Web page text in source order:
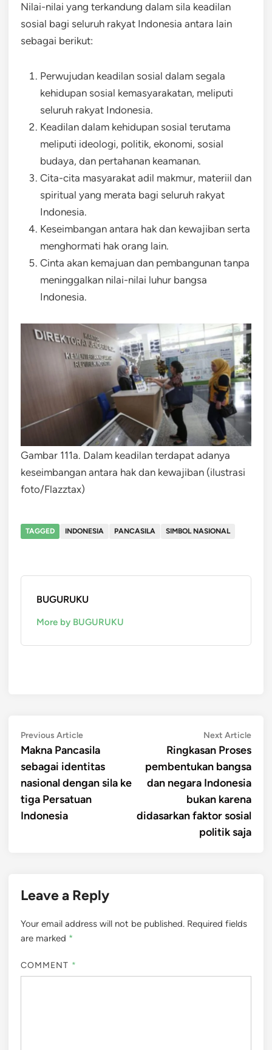
Nilai-nilai yang terkandung dalam sila keadilan
sosial bagi seluruh rakyat Indonesia antara lain
sebagai berikut:
Perwujudan keadilan sosial dalam segala
kehidupan sosial kemasyarakatan, meliputi
seluruh rakyat Indonesia.
Keadilan dalam kehidupan sosial terutama
meliputi ideologi, politik, ekonomi, sosial
budaya, dan pertahanan keamanan.
Cita-cita masyarakat adil makmur, materiil dan
spiritual yang merata bagi seluruh rakyat
Indonesia.
Keseimbangan antara hak dan kewajiban serta
menghormati hak orang lain.
Cinta akan kemajuan dan pembangunan tanpa
meninggalkan nilai-nilai luhur bangsa
Indonesia.
Gambar 111a. Dalam keadilan terdapat adanya
keseimbangan antara hak dan kewajiban (ilustrasi
foto/Flazztax)
TAGGED INDONESIA PANCASILA SIMBOL NASIONAL
BUGURUKU
More by BUGURUKU
Post
navigation
Previous ArticlePrevious
article:
Makna Pancasila
sebagai identitas
nasional dengan sila ke
tiga Persatuan
Indonesia
Next ArticleNext
Ringkasan Proses
pembentukan bangsa
dan negara Indonesia
bukan karena
didasarkan faktor sosial
politik saja
Leave a Reply
Your email address will not be published. Required fields
are marked *
COMMENT *